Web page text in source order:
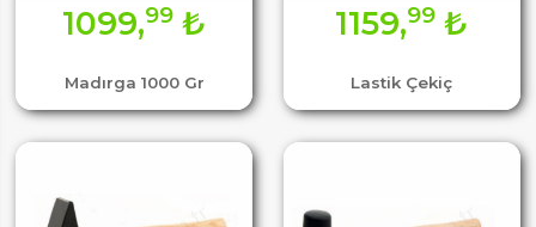
Madırga 1000 Gr
1099,99 ₺
Lastik Çekiç
1159,99 ₺